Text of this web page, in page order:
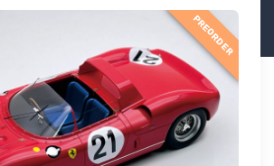
PREORDER